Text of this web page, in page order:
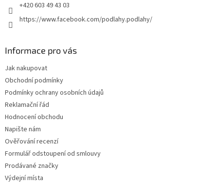
+420 603 49 43 03
https://www.facebook.com/podlahy.podlahy/
Informace pro vás
Jak nakupovat
Obchodní podmínky
Podmínky ochrany osobních údajů
Reklamační řád
Hodnocení obchodu
Napište nám
Ověřování recenzí
Formulář odstoupení od smlouvy
Prodávané značky
Výdejní místa